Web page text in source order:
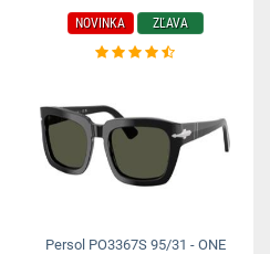
NOVINKA ZĽAVA
Persol PO3367S 95/31 - ONE